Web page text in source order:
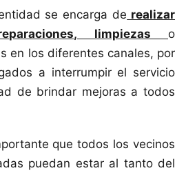
se encarga de realizar
limpiezas o
en los diferentes canales, por
a interrumpir el servicio
de brindar mejoras a todos
que todos los vecinos
puedan estar al tanto del